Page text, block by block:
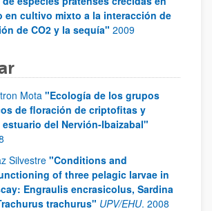
en cultivo mixto a la interacción de
de CO2 y la sequía" 2009
Mota "Ecología de los grupos
de floración de criptofitas y
del Nervión-Ibaizabal"
Silvestre "Conditions and
of three pelagic larvae in
Engraulis encrasicolus, Sardina
trachurus" UPV/EHU. 2008